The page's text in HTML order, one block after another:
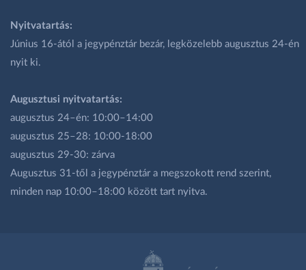
Nyitvatartás:
Június 16-ától a jegypénztár bezár, legközelebb augusztus 24-én
nyit ki.
Augusztusi nyitvatartás:
augusztus 24–én: 10:00–14:00
augusztus 25–28: 10:00-18:00
augusztus 29-30: zárva
Augusztus 31-től a jegypénztár a megszokott rend szerint,
minden nap 10:00–18:00 között tart nyitva.